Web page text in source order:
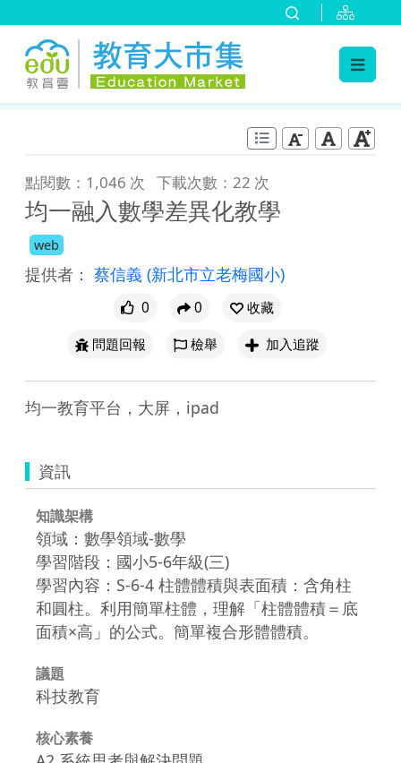
點閱數：1,046 次 下載次數：22 次
均一融入數學差異化教學
web
提供者： 蔡信義 (新北市立老梅國小)
0 0
收藏
問題回報
檢舉 加入追蹤
均一教育平台，大屏，ipad
資訊
知識架構
領域：數學領域-數學
學習階段：國小5-6年級(三)
學習內容：S-6-4 柱體體積與表面積：含角柱
和圓柱。利用簡單柱體，理解「柱體體積＝底
面積×高」的公式。簡單複合形體體積。
議題
科技教育
核心素養